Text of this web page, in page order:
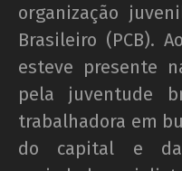
organização
Brasileiro (PCB).
esteve presente
pela juventude
trabalhadora em
do capital e